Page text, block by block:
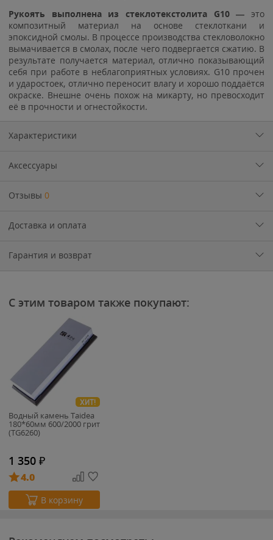
Рукоять выполнена из стеклотекстолита G10 — это
композитный материал на основе стеклоткани и
эпоксидной смолы. В процессе производства стекловолокно
вымачивается в смолах, после чего подвергается сжатию. В
результате получается материал, отлично показывающий
себя при работе в неблагоприятных условиях. G10 прочен
и ударостоек, отлично переносит влагу и хорошо поддаётся
окраске. Внешне очень похож на микарту, но превосходит
её в прочности и огнестойкости.
Характеристики
Аксессуары
Отзывы 0
Доставка и оплата
Гарантия и возврат
С этим товаром также покупают:
ХИТ!
Водный камень Taidea
180*60мм 600/2000 грит
(TG6260)
1 350 ₽
4.0
В корзину